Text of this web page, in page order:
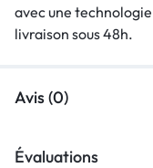
avec une
livraison sous 48h.
Avis (0)
Évaluations